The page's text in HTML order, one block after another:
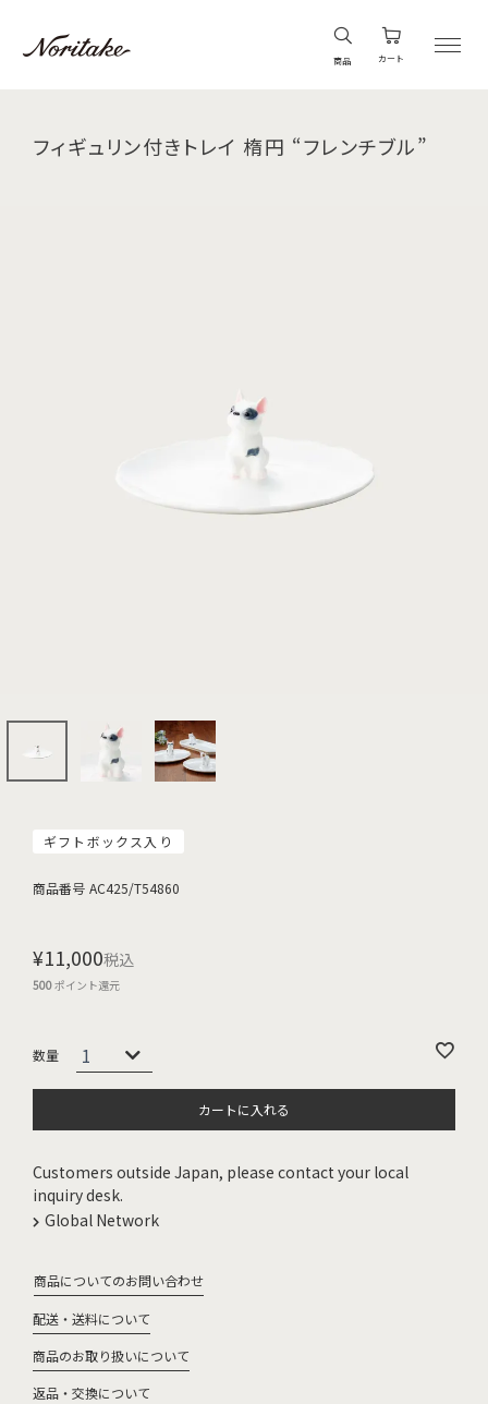
商品 カート
フィギュリン付きトレイ 楕円 “フレンチブル”
ギフトボックス入り
商品番号 AC425/T54860
¥11,000税込
500ポイント還元
カートに入れる
Customers outside Japan, please contact your local
inquiry desk.
Global Network
商品についてのお問い合わせ
配送・送料について
商品のお取り扱いについて
返品・交換について